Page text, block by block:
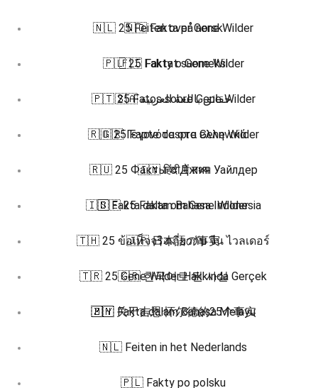
🇳🇱 25 Feiten over Gene Wilder
🇵🇱 25 Fakty o Gene Wilder
🇵🇹 25 Fatos sobre Gene Wilder
🇷🇴 25 Fapte despre Gene Wilder
🇷🇺 25 Факты о Джин Уайлдер
🇸🇪 25 Fakta om Gene Wilder
🇹🇭 25 ข้อเท็จจริงเกี่ยวกับ จีน ไวลเดอร์
🇹🇷 25 Gene Wilder Hakkında Gerçek
🇿🇭 关于吉恩·怀尔德的25个事实
🇳🇴 Fakta på norsk
🇫🇮 Faktat suomeksi
🇸🇦 حقائق باللغة العربية
🇬🇷 Γεγονότα στα ελληνικά
🇮🇳 हिंदी में तथ्य
🇮🇩 Fakta dalam Bahasa Indonesia
🇯🇵 日本語の事実
🇰🇷 한국어로 된 사실
🇲🇾 Fakta dalam Bahasa Melayu
🇳🇱 Feiten in het Nederlands
🇵🇱 Fakty po polsku